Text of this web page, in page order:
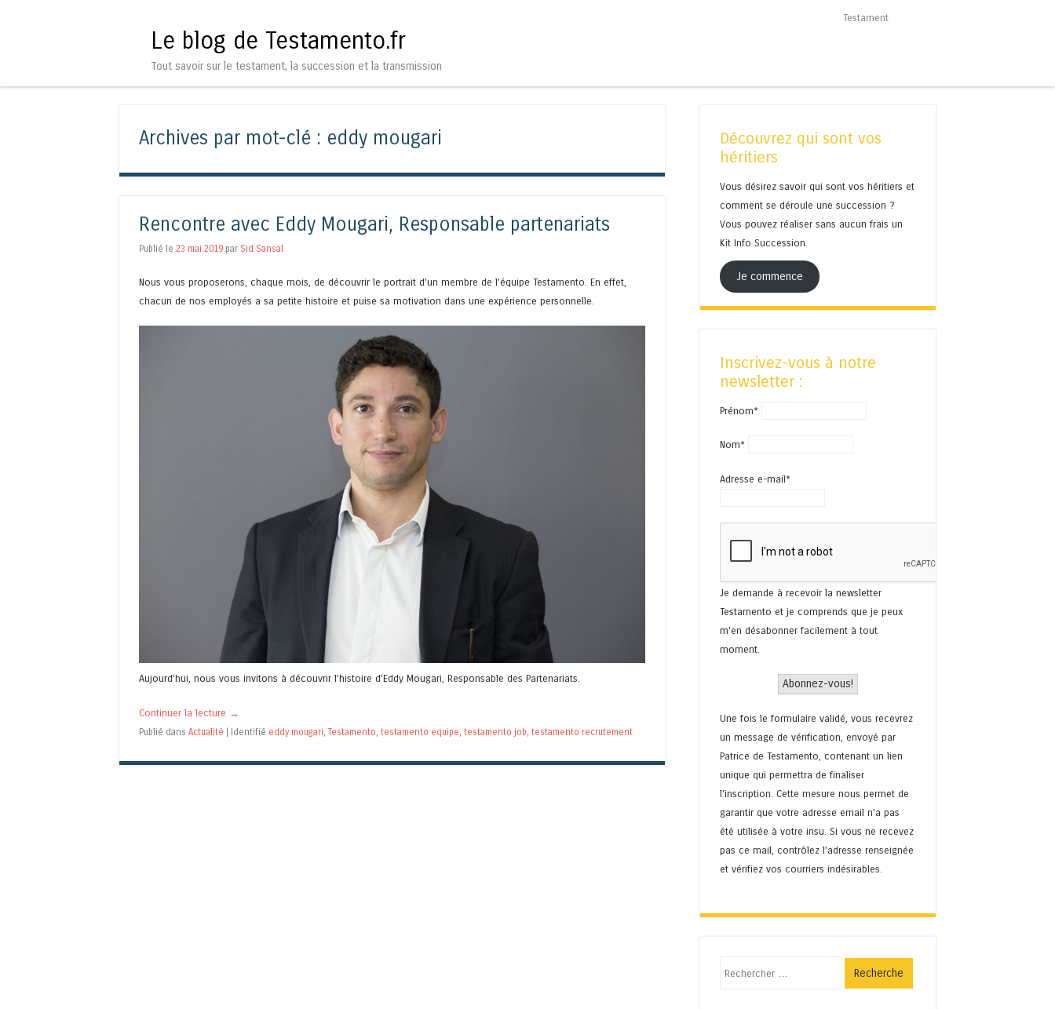
Le blog de Testamento.fr
Tout savoir sur le testament, la succession et la transmission
Testament
Archives par mot-clé : eddy mougari
Rencontre avec Eddy Mougari, Responsable partenariats
Publié le 23 mai 2019 par Sid Sansal
Nous vous proposerons, chaque mois, de découvrir le portrait d’un membre de l’équipe Testamento. En effet,
chacun de nos employés a sa petite histoire et puise sa motivation dans une expérience personnelle.
Aujourd’hui, nous vous invitons à découvrir l’histoire d’Eddy Mougari, Responsable des Partenariats.
Continuer la lecture →
Publié dans Actualité | Identifié eddy mougari Testamento testamento equipe testamento job testamento recrutement
Découvrez qui sont vos
héritiers
Vous désirez savoir qui sont vos héritiers et
comment se déroule une succession ?
Vous pouvez réaliser sans aucun frais un
Kit Info Succession.
Je commence
Inscrivez-vous à notre
newsletter :
Prénom*
Nom*
Adresse e-mail*
Je demande à recevoir la newsletter
Testamento et je comprends que je peux
m'en désabonner facilement à tout
moment.
Une fois le formulaire validé, vous recevrez
un message de vérification, envoyé par
Patrice de Testamento, contenant un lien
unique qui permettra de finaliser
l'inscription. Cette mesure nous permet de
garantir que votre adresse email n’a pas
été utilisée à votre insu. Si vous ne recevez
pas ce mail, contrôlez l’adresse renseignée
et vérifiez vos courriers indésirables.